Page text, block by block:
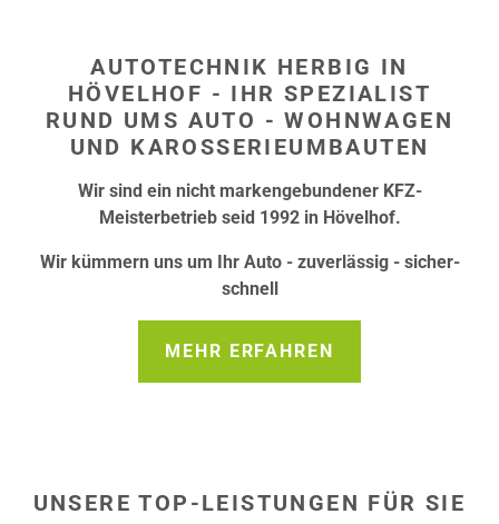
AUTOTECHNIK HERBIG IN
HÖVELHOF - IHR SPEZIALIST
RUND UMS AUTO - WOHNWAGEN
UND KAROSSERIEUMBAUTEN
Wir sind ein nicht markengebundener KFZ-
Meisterbetrieb seid 1992 in Hövelhof.
Wir kümmern uns um Ihr Auto - zuverlässig - sicher-
schnell
MEHR ERFAHREN
UNSERE TOP-LEISTUNGEN FÜR SIE